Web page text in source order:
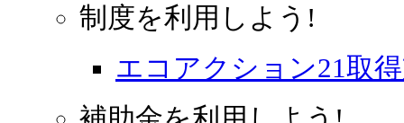
制度を利用しよう!
エコアクション21取